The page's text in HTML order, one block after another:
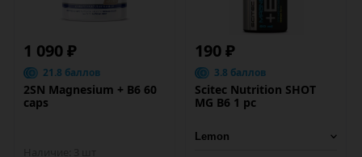
1 090 ₽
21.8 баллов
2SN Magnesium + B6 60
caps
190 ₽
3.8 баллов
Scitec Nutrition SHOT
MG B6 1 pc